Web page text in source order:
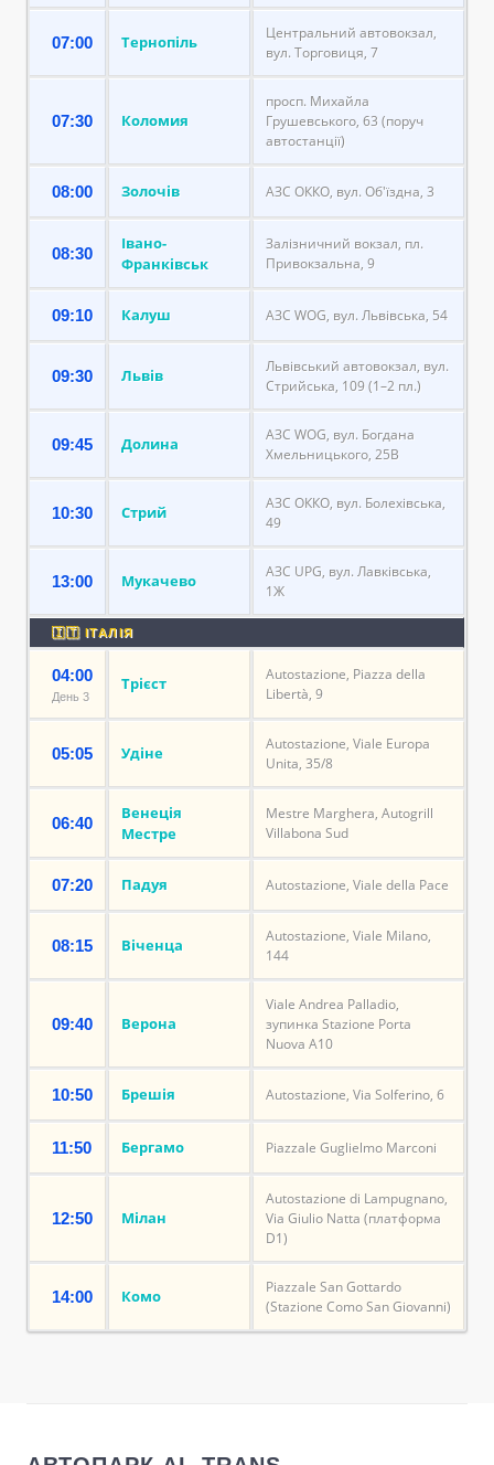
07:00 Тернопіль
Центральний автовокзал,
вул. Торговиця, 7
07:30 Коломия
просп. Михайла
Грушевського, 63 (поруч
автостанції)
08:00 Золочів АЗС ОККО, вул. Об'їздна, 3
08:30
Івано-
Франківськ
Залізничний вокзал, пл.
Привокзальна, 9
09:10 Калуш АЗС WOG, вул. Львівська, 54
09:30 Львів
Львівський автовокзал, вул.
Стрийська, 109 (1–2 пл.)
09:45 Долина
АЗС WOG, вул. Богдана
Хмельницького, 25В
10:30 Стрий
АЗС ОККО, вул. Болехівська,
49
13:00 Мукачево
АЗС UPG, вул. Лавківська,
1Ж
🇮🇹 ІТАЛІЯ
04:00
День 3
Трієст
Autostazione, Piazza della
Libertà, 9
05:05 Удіне
Autostazione, Viale Europa
Unita, 35/8
06:40
Венеція
Местре
Mestre Marghera, Autogrill
Villabona Sud
07:20 Падуя Autostazione, Viale della Pace
08:15 Віченца
Autostazione, Viale Milano,
144
09:40 Верона
Viale Andrea Palladio,
зупинка Stazione Porta
Nuova A10
10:50 Брешія Autostazione, Via Solferino, 6
11:50 Бергамо Piazzale Guglielmo Marconi
12:50 Мілан
Autostazione di Lampugnano,
Via Giulio Natta (платформа
D1)
14:00 Комо
Piazzale San Gottardo
(Stazione Como San Giovanni)